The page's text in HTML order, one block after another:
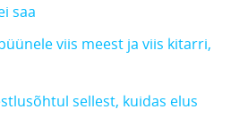
saa
viis meest ja viis kitarri,
sellest, kuidas elus